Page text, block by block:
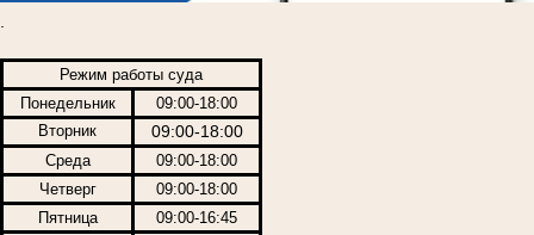
Режим работы суда
Понедельник
09:00-18:00
Вторник
09:00-18:00
Среда
09:00-18:00
Четверг
09:00-18:00
Пятница
09:00-16:45